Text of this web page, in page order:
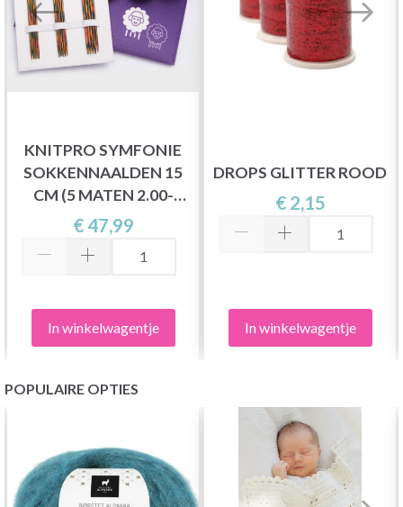
KNITPRO SYMFONIE
SOKKENNAALDEN 15
CM (5 MATEN 2.00-
4.00MM)
€ 47,99
In winkelwagentje
DROPS GLITTER ROOD
€ 2,15
In winkelwagentje
POPULAIRE OPTIES